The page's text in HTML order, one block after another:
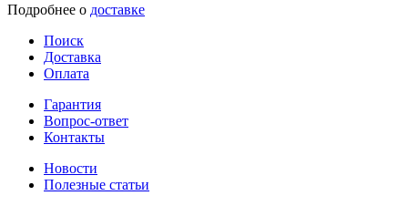
Подробнее о доставке
Поиск
Доставка
Оплата
Гарантия
Вопрос-ответ
Контакты
Новости
Полезные статьи